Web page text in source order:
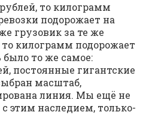
то килограмм
подорожает на
грузовик за те же
то килограмм подорожает
было то же самое:
постоянные гигантские
масштаб,
линия. Мы ещё не
этим наследием, только-